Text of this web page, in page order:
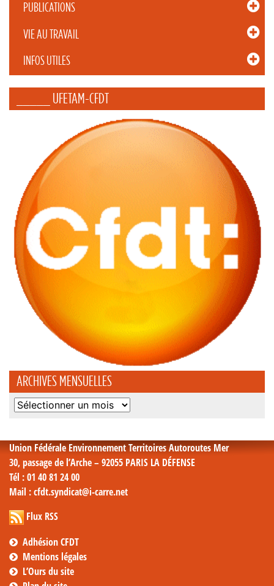
PUBLICATIONS
VIE AU TRAVAIL
INFOS UTILES
_____ UFETAM-CFDT
ARCHIVES MENSUELLES
Archives
Union Fédérale Environnement Territoires Autoroutes Mer
30, passage de l’Arche – 92055 PARIS LA DÉFENSE
Tél : 01 40 81 24 00
Mail : cfdt.syndicat@i-carre.net
Flux RSS
Adhésion CFDT
Mentions légales
L’Ours du site